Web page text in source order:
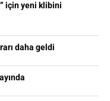
için yeni klibini
daha geldi